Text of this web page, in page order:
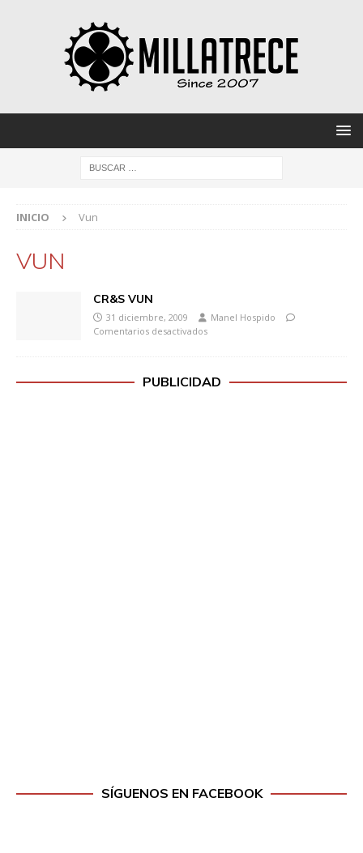
INICIO Vun
VUN
CR&S VUN
31 diciembre, 2009
Manel Hospido
Comentarios desactivados
PUBLICIDAD
SÍGUENOS EN FACEBOOK